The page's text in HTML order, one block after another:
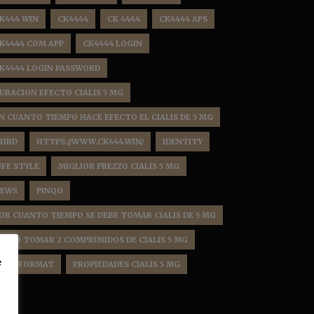
WIN CK4444 CK 4444 CK4444 APS
COM APP CK4444 LOGIN
LOGIN PASSWORD
EFECTO CIALIS 5 MG
CUANTO TIEMPO HACE EFECTO EL CIALIS DE 5 MG
HTTPS://WWW.CK444.WIN/ IDENTITY
STYLE MIGLIOR PREZZO CIALIS 5 MG
PINQO
CUANTO TIEMPO SE DEBE TOMAR CIALIS DE 5 MG
TOMAR 2 COMPRIMIDOS DE CIALIS 5 MG
FORMAT PROPIEDADES CIALIS 5 MG